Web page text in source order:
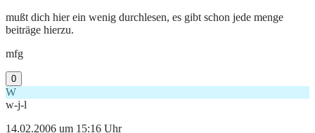
mußt dich hier ein wenig durchlesen, es gibt schon jede menge
beiträge hierzu.
mfg
0
W
w-j-l
14.02.2006 um 15:16 Uhr